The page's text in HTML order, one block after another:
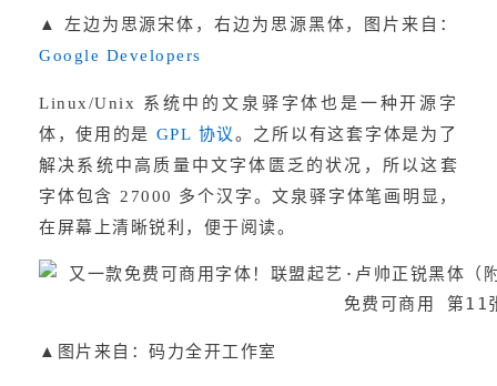
▲ 左边为思源宋体，右边为思源黑体，图片来自：
Google Developers
Linux/Unix 系统中的文泉驿字体也是一种开源字
体，使用的是 GPL 协议。之所以有这套字体是为了
解决系统中高质量中文字体匮乏的状况，所以这套
字体包含 27000 多个汉字。文泉驿字体笔画明显，
在屏幕上清晰锐利，便于阅读。
▲图片来自：码力全开工作室